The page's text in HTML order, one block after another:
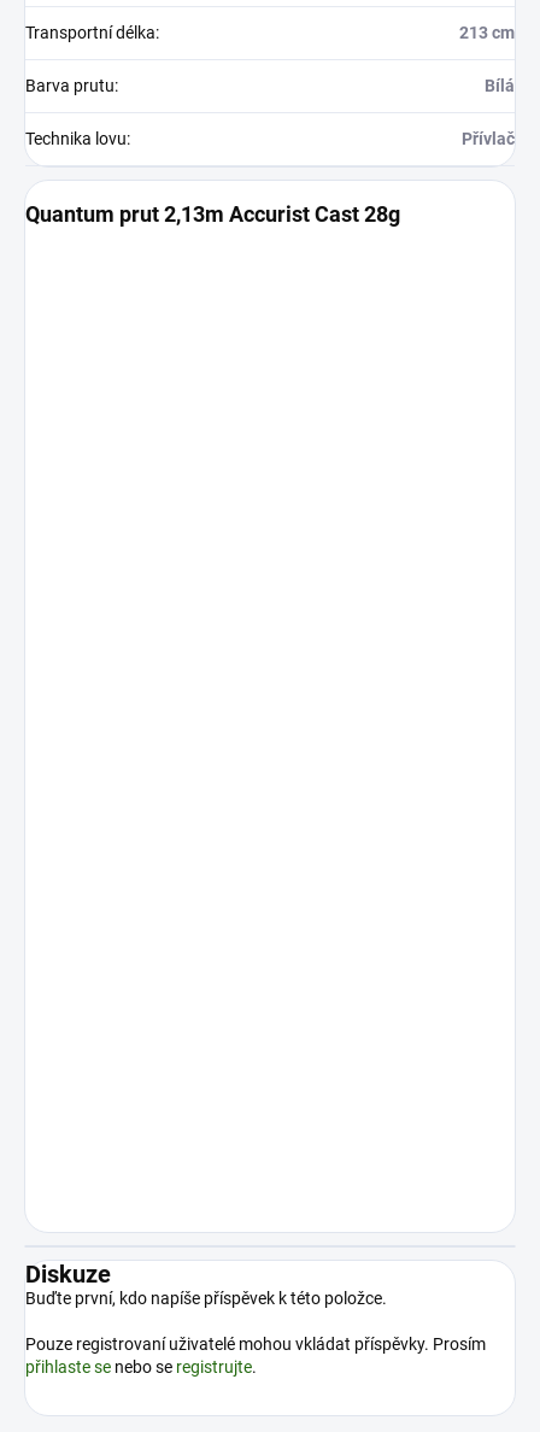
Transportní délka: 213 cm
Barva prutu: Bílá
Technika lovu: Přívlač
Quantum prut 2,13m Accurist Cast 28g
Diskuze
Buďte první, kdo napíše příspěvek k této položce.
Pouze registrovaní uživatelé mohou vkládat příspěvky. Prosím
přihlaste se nebo se registrujte.